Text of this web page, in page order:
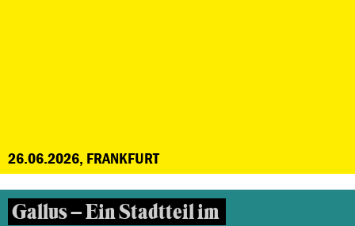
26.06.2026, FRANKFURT
Gallus – Ein Stadtteil im